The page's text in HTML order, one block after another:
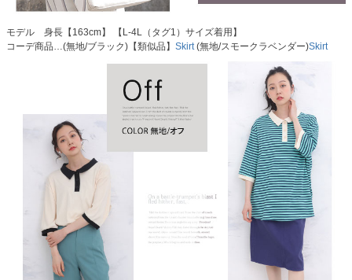
モデル 身長【163cm】 【L-4L（タグ1）サイズ着用】
コーデ商品…(無地/ブラック)【類似品】 Skirt(無地/スモークラベンダー)Skirt